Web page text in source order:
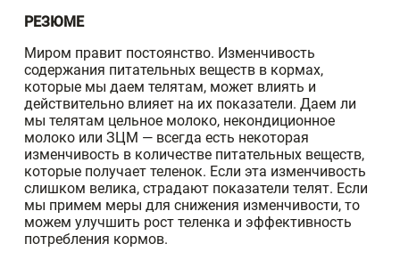
РЕЗЮМЕ
Миром правит постоянство. Изменчивость
содержания питательных веществ в кормах,
которые мы даем телятам, может влиять и
действительно влияет на их показатели. Даем ли
мы телятам цельное молоко, некондиционное
молоко или ЗЦМ — всегда есть некоторая
изменчивость в количестве питательных веществ,
которые получает теленок. Если эта изменчивость
слишком велика, страдают показатели телят. Если
мы примем меры для снижения изменчивости, то
можем улучшить рост теленка и эффективность
потребления кормов.